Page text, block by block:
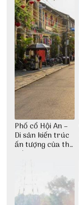
Phố cổ Hội An –
Di sản kiến trúc
ấn tượng của thế
giới